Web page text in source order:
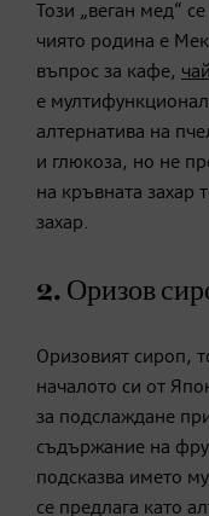
Този „веган мед“
чиято родина е
въпрос за кафе, чай
е
алтернатива на
и глюкоза, но не
на кръвната захар
захар.
2. Оризов
Оризовият сироп,
началото си от
за подслаждане
съдържание на
подсказва името
се предлага като